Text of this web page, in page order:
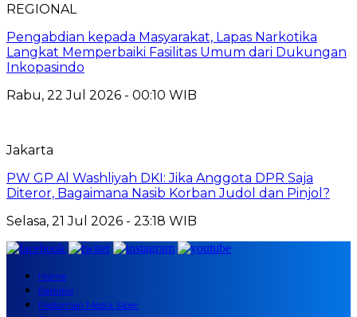
REGIONAL
Pengabdian kepada Masyarakat, Lapas Narkotika
Langkat Memperbaiki Fasilitas Umum dari Dukungan
Inkopasindo
Rabu, 22 Jul 2026 - 00:10 WIB
Jakarta
PW GP Al Washliyah DKI: Jika Anggota DPR Saja
Diteror, Bagaimana Nasib Korban Judol dan Pinjol?
Selasa, 21 Jul 2026 - 23:18 WIB
Home
Redaksi
Pedoman Media Siber